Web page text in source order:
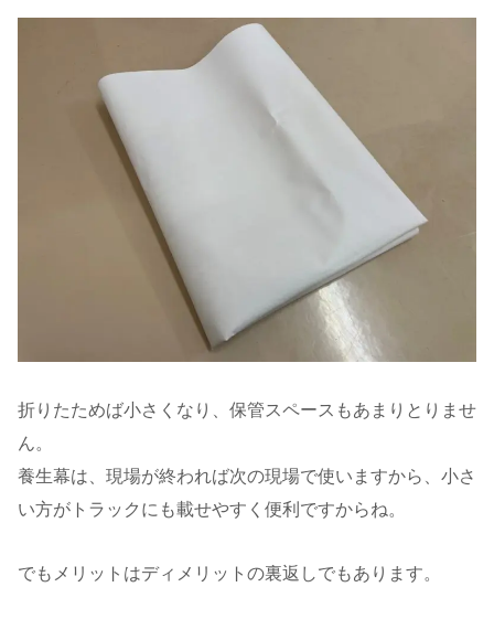
折りたためば小さくなり、保管スペースもあまりとりませ
ん。
養生幕は、現場が終われば次の現場で使いますから、小さ
い方がトラックにも載せやすく便利ですからね。
でもメリットはディメリットの裏返しでもあります。